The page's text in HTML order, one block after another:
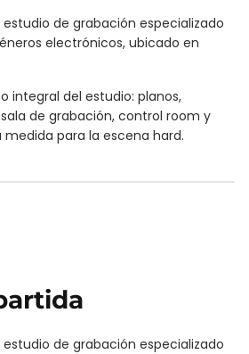
estudio de grabación especializado
electrónicos, ubicado en
integral del estudio: planos,
de grabación, control room y
para la escena hard.
estudio de grabación especializado